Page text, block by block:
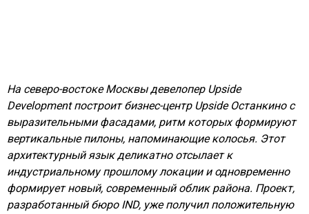
На северо-востоке Москвы девелопер Upside
Development построит бизнес-центр Upside Останкино с
выразительными фасадами, ритм которых формируют
вертикальные пилоны, напоминающие колосья. Этот
архитектурный язык деликатно отсылает к
индустриальному прошлому локации и одновременно
формирует новый, современный облик района. Проект,
разработанный бюро IND, уже получил положительную